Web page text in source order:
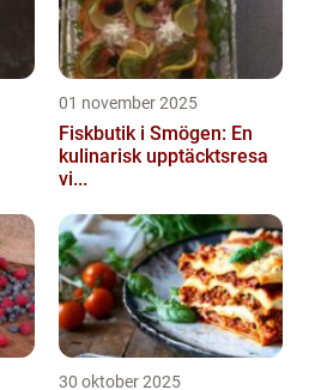
01 november 2025
Fiskbutik i Smögen: En
kulinarisk upptäcktsresa
vi...
30 oktober 2025